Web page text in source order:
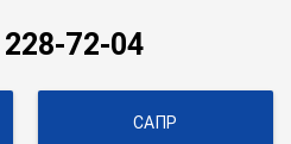
228-72-04
САПР